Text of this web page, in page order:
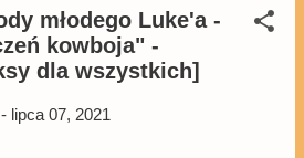
. Mowa tu o Mikim i krainie
oraz Horrifikland , czyli
albumach należących do serii
najsłynniejsi frankofońscy
młodego Luke'a -
kowboja" -
dla wszystkich]
- lipca 07, 2021